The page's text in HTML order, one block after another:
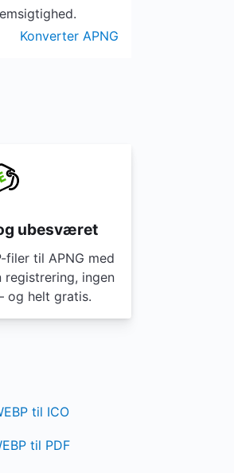
Konverter APNG
ubesværet
filer til APNG med
ingen
og helt gratis.
til ICO
til PDF